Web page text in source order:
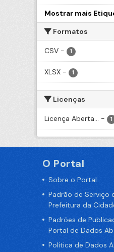
Mostrar mais
Formatos
CSV - 1
XLSX - 1
Licenças
Licença Aberta... - 1
O Portal
Sobre o Portal
Padrão de Serviço
Prefeitura da
Padrões de
Portal de Dados
Política de Dados